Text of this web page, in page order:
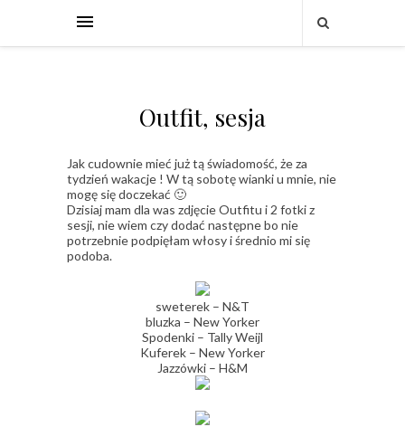
Outfit, sesja
Jak cudownie mieć już tą świadomość, że za
tydzień wakacje ! W tą sobotę wianki u mnie, nie
mogę się doczekać 🙂
Dzisiaj mam dla was zdjęcie Outfitu i 2 fotki z
sesji, nie wiem czy dodać następne bo nie
potrzebnie podpięłam włosy i średnio mi się
podoba.
sweterek – N&T
bluzka – New Yorker
Spodenki – Tally Weijl
Kuferek – New Yorker
Jazzówki – H&M